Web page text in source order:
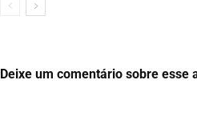
Deixe um comentário sobre esse